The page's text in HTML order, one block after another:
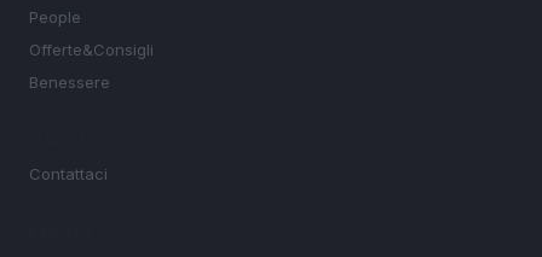
People
Offerte&Consigli
Benessere
Contattaci